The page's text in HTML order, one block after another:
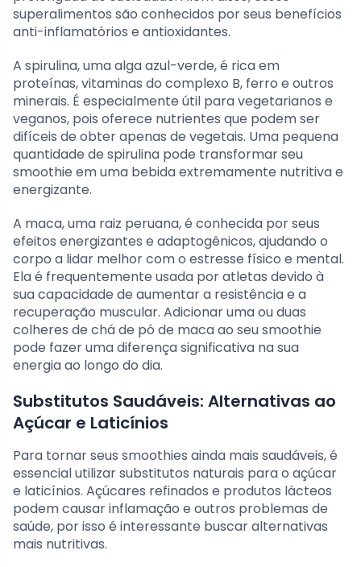
superalimentos são conhecidos por seus benefícios
anti-inflamatórios e antioxidantes.
A spirulina, uma alga azul-verde, é rica em
proteínas, vitaminas do complexo B, ferro e outros
minerais. É especialmente útil para vegetarianos e
veganos, pois oferece nutrientes que podem ser
difíceis de obter apenas de vegetais. Uma pequena
quantidade de spirulina pode transformar seu
smoothie em uma bebida extremamente nutritiva e
energizante.
A maca, uma raiz peruana, é conhecida por seus
efeitos energizantes e adaptogênicos, ajudando o
corpo a lidar melhor com o estresse físico e mental.
Ela é frequentemente usada por atletas devido à
sua capacidade de aumentar a resistência e a
recuperação muscular. Adicionar uma ou duas
colheres de chá de pó de maca ao seu smoothie
pode fazer uma diferença significativa na sua
energia ao longo do dia.
Substitutos Saudáveis: Alternativas ao
Açúcar e Laticínios
Para tornar seus smoothies ainda mais saudáveis, é
essencial utilizar substitutos naturais para o açúcar
e laticínios. Açúcares refinados e produtos lácteos
podem causar inflamação e outros problemas de
saúde, por isso é interessante buscar alternativas
mais nutritivas.